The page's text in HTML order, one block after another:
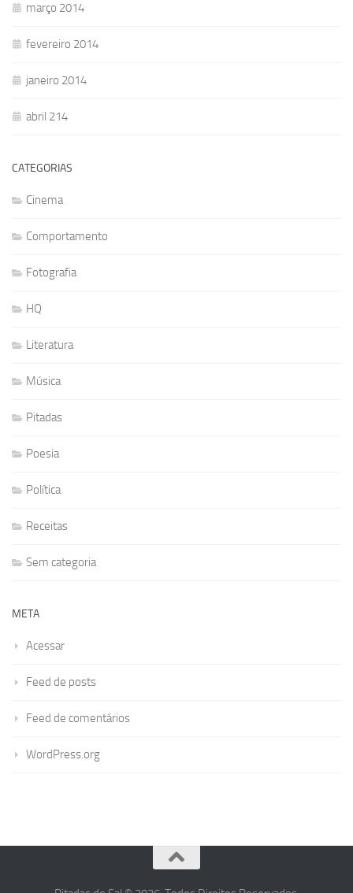
março 2014
fevereiro 2014
janeiro 2014
abril 214
CATEGORIAS
Cinema
Comportamento
Fotografia
HQ
Literatura
Música
Pitadas
Poesia
Política
Receitas
Sem categoria
META
Acessar
Feed de posts
Feed de comentários
WordPress.org